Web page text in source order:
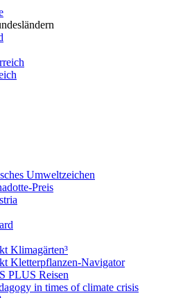
Umweltzeichen
Preis
Klimagärten³
Kletterpflanzen-Navigator
PLUS Reisen
in times of climate crisis